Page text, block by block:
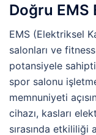
Doğru EMS
EMS (Elektriksel
salonları ve
potansiyele
spor salonu
memnuniyeti
cihazı, kasları
sırasında etkililiği